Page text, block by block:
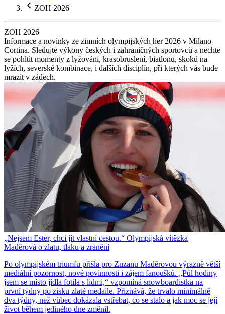
ZOH 2026
ZOH 2026
Informace a novinky ze zimních olympijských her 2026 v Milano
Cortina. Sledujte výkony českých i zahraničných sportovců a nechte
se pohltit momenty z lyžování, krasobruslení, biatlonu, skoků na
lyžích, severské kombinace, i dalších disciplín, při kterých vás bude
mrazit v zádech.
„Nejsem Ester, chci jít vlastní cestou.“ Olympijská vítězka
Maděrová o zlatu, tlaku a zranění
Po olympijském triumfu přišla pro Zuzanu Maděrovou výrazně větší
mediální pozornost, nové povinnosti i zájem fanoušků. „Půl hodiny
jsem se místo jídla fotila s lidmi,“ vzpomíná snowboardistka na
první týdny po zisku zlaté medaile. Přiznává, že trvalo minimálně
dva týdny, než vůbec dokázala vstřebat, co se stalo a jak moc se její
život během jediného dne změnil.